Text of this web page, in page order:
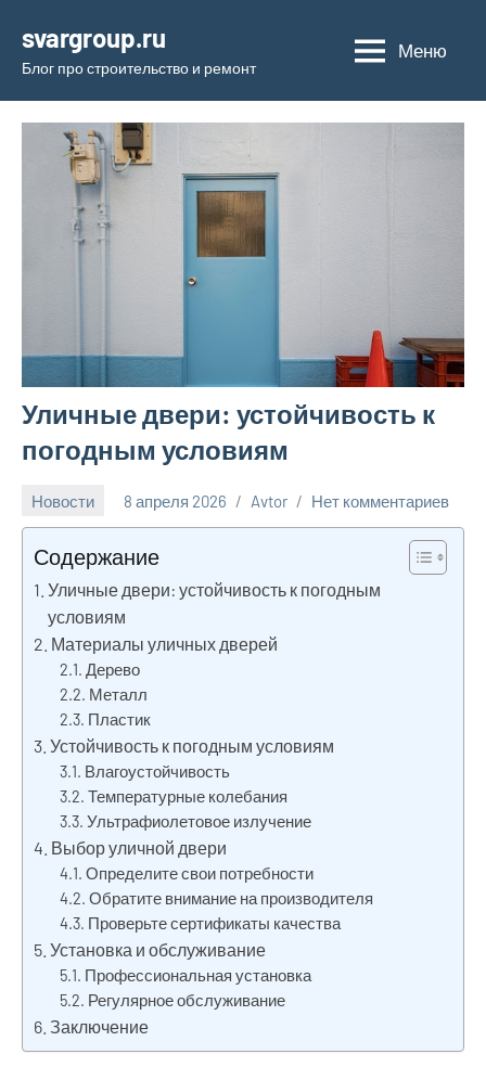
содержимому
svargroup.ru
Блог про строительство и ремонт
Меню
Уличные двери: устойчивость к
погодным условиям
Новости 8 апреля 2026 Avtor Нет комментариев
Содержание
Уличные двери: устойчивость к погодным
условиям
Материалы уличных дверей
Дерево
Металл
Пластик
Устойчивость к погодным условиям
Влагоустойчивость
Температурные колебания
Ультрафиолетовое излучение
Выбор уличной двери
Определите свои потребности
Обратите внимание на производителя
Проверьте сертификаты качества
Установка и обслуживание
Профессиональная установка
Регулярное обслуживание
Заключение